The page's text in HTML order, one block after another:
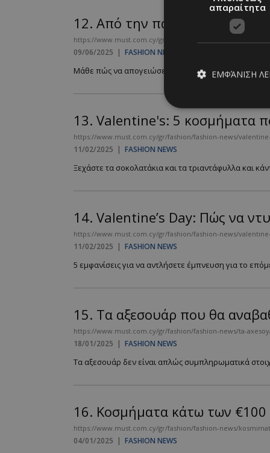
12. Aπό την παραλία στην
https://www.must.com.cy/gr/fashion/fashion-news/apo-tin-
09/06/2025 | FASHION NEWS
Μάθε πώς να απογειώσεις το look σου και να είσαι
13. Valentine's: 5 κοσμήματα
https://www.must.com.cy/gr/fashion/fashion-news/
11/02/2025 | FASHION NEWS
Ξεχάστε τα σοκολατάκια και τα τριαντάφυλλα και
14. Valentine’s Day: Πώς να
https://www.must.com.cy/gr/fashion/fashion-news/
11/02/2025 | FASHION NEWS
5 εμφανίσεις για να αντλήσετε έμπνευση για το
15. Τα αξεσουάρ που θα
https://www.must.com.cy/gr/fashion/fashion-news/ta-
18/01/2025 | FASHION NEWS
Τα αξεσουάρ δεν είναι απλώς συμπληρωματικά
16. Κοσμήματα κάτω των
https://www.must.com.cy/gr/fashion/fashion-news/
04/01/2025 | FASHION NEWS
απαραίτητα
ΕΜΦΆΝΙΣΗ
διαχείριση
PinToTopCookie
__cf_bm
LangCookie